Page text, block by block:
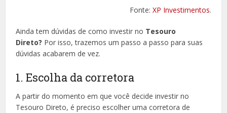
Fonte: XP Investimentos.
Ainda tem dúvidas de como investir no Tesouro
Direto? Por isso, trazemos um passo a passo para suas
dúvidas acabarem de vez.
1. Escolha da corretora
A partir do momento em que você decide investir no
Tesouro Direto, é preciso escolher uma corretora de